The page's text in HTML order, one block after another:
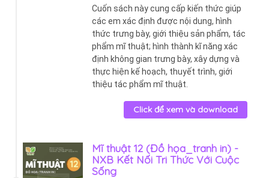
Cuốn sách này cung cấp kiến thức giúp
các em xác định được nội dung, hình
thức trưng bày, giới thiệu sản phẩm, tác
phẩm mĩ thuật; hình thành kĩ năng xác
định không gian trưng bày, xây dựng và
thực hiện kế hoạch, thuyết trình, giới
thiệu tác phẩm mĩ thuật.
Click để xem và download
Mĩ thuật 12 (Đồ họa_tranh in) -
NXB Kết Nối Tri Thức Với Cuộc
Sống